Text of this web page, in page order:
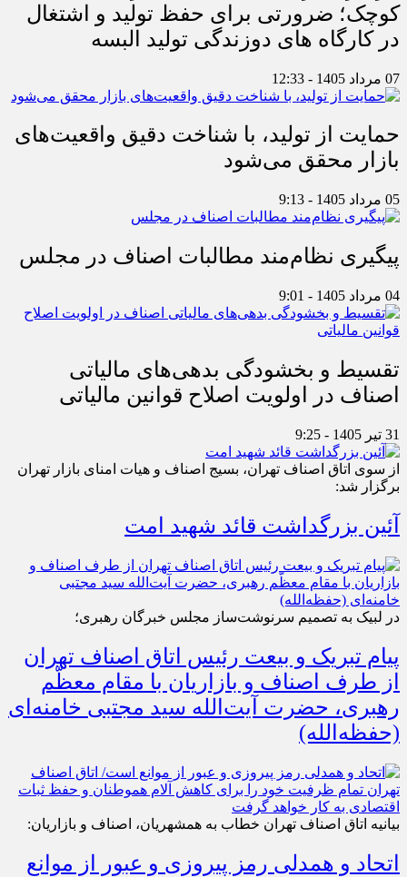
کوچک؛ ضرورتی برای حفظ تولید و اشتغال
در کارگاه های دوزندگی تولید البسه
07 مرداد 1405 - 12:33
حمایت از تولید، با شناخت دقیق واقعیت‌های
بازار محقق می‌شود
05 مرداد 1405 - 9:13
پیگیری نظام‌مند مطالبات اصناف در مجلس
04 مرداد 1405 - 9:01
تقسیط و بخشودگی بدهی‌های مالیاتی
اصناف در اولویت اصلاح قوانین مالیاتی
31 تیر 1405 - 9:25
از سوی اتاق اصناف تهران، بسیج اصناف و هیات امنای بازار تهران
برگزار شد:
آئین بزرگداشت قائد شهید امت
در لبیک به تصمیم سرنوشت‌ساز مجلس خبرگان رهبری؛
پیام تبریک و بیعت رئیس اتاق اصناف تهران
از طرف اصناف و بازاریان با مقام معظّم
رهبری، حضرت آیت‌الله سید مجتبی خامنه‌ای
(حفظه‌الله)
بیانیه اتاق اصناف تهران خطاب به همشهریان، اصناف و بازاریان:
اتحاد و همدلی رمز پیروزی و عبور از موانع